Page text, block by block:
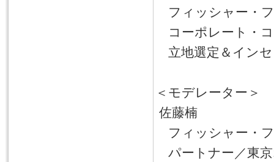
フィッシャー・
コーポレート・
立地選定＆イン
＜モデレーター＞
佐藤楠
フィッシャー・
パートナー／東京